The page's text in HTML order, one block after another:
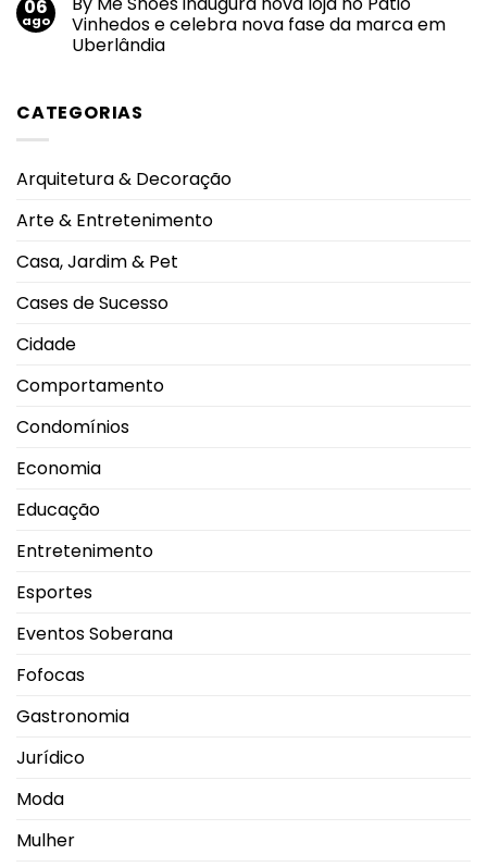
e
privacidade
de
dados
experiências
entre
rodeio,
no
Revista
Soberana
é
Destaque
06
ago
Vinhedos e celebra nova fase da marca em
Uberlândia
By
Me
loja
Vinhedos
nova
da
marca
CATEGORIAS
Arquitetura & Decoração
Arte & Entretenimento
Casa, Jardim & Pet
Cases de Sucesso
Cidade
Comportamento
Condomínios
Economia
Educação
Entretenimento
Esportes
Eventos Soberana
Fofocas
Gastronomia
Jurídico
Moda
Mulher